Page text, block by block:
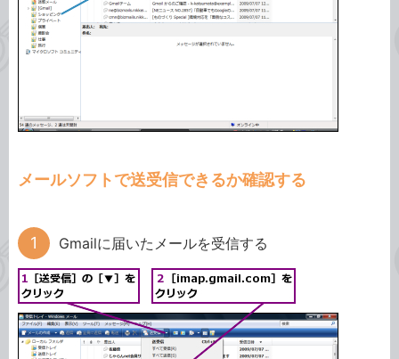
メールソフトで送受信できるか確認する
Gmailに届いたメールを受信する